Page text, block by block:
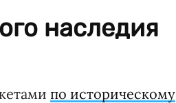
наследия
по историческому